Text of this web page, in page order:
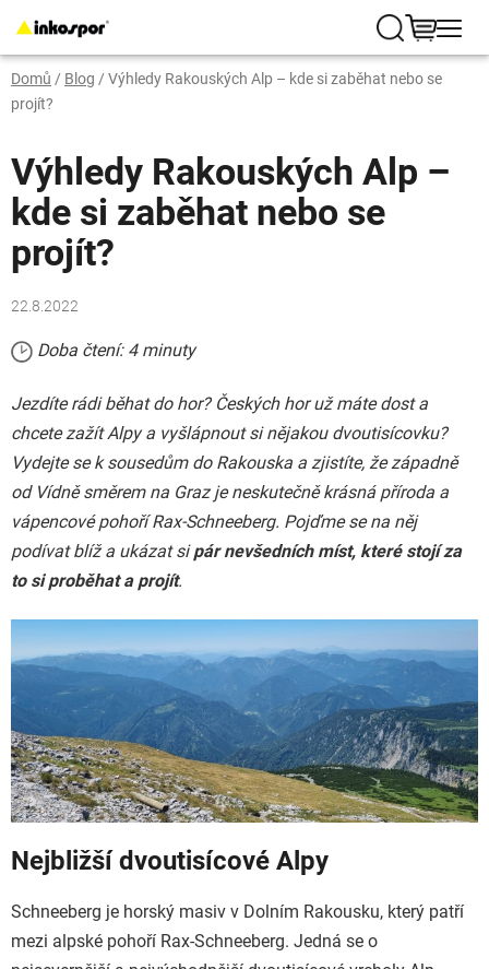
na
obsah
Hledat
KOŠÍK
Domů / Blog / Výhledy Rakouských Alp – kde si zaběhat nebo se
projít?
Výhledy Rakouských Alp –
kde si zaběhat nebo se
projít?
22.8.2022
Doba čtení: 4 minuty
Jezdíte rádi běhat do hor? Českých hor už máte dost a
chcete zažít Alpy a vyšlápnout si nějakou dvoutisícovku?
Vydejte se k sousedům do Rakouska a zjistíte, že západně
od Vídně směrem na Graz je neskutečně krásná příroda a
vápencové pohoří Rax-Schneeberg. Pojďme se na něj
podívat blíž a ukázat sipár nevšedních míst, které stojí za
to si proběhat a projít.
Nejbližší dvoutisícové Alpy
Schneeberg je horský masiv v Dolním Rakousku, který patří
mezi alpské pohoří Rax-Schneeberg. Jedná se o